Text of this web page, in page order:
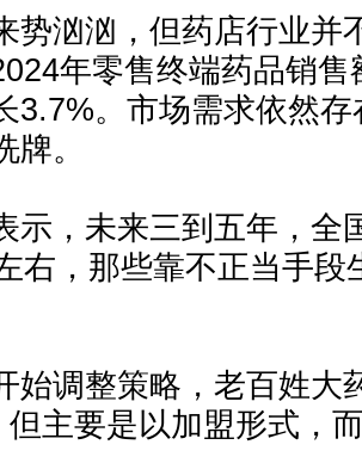
势汹汹，但药店行业并
年零售终端药品销售
3.7%。市场需求依然
。
示，未来三到五年，全
右，那些靠不正当手段
始调整策略，老百姓大
主要是以加盟形式，